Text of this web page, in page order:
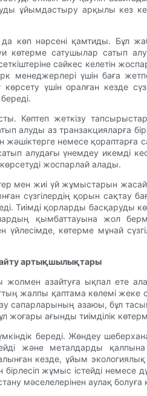
ұйымдастыру арқылы кез
көп нәрсені қамтиды. Бұл
көтерме сатушылар сатып
сәйкес келетін
менеджерлері үшін баға
үшін оралған кезде
Көптеп жеткізу
алуды аз транзакцияларға
жәшіктерге немесе
алудағы үнемдеу икемді
жоспарлай алады.
жиі үй жұмыстарын
сүзгілердің қорын сақтау
Тиімді қорларды
қымбаттауына жол
көтерме мұнай
артықшылықтары
азайтуға ықпал ете
жалпы қаптама көлемі
азаюы, бұл
ағынды тиімділік
береді. Жөндеу
және металдарды
кезде, ұйым
жұмыс істейді
мәселелерінен аулақ болуға